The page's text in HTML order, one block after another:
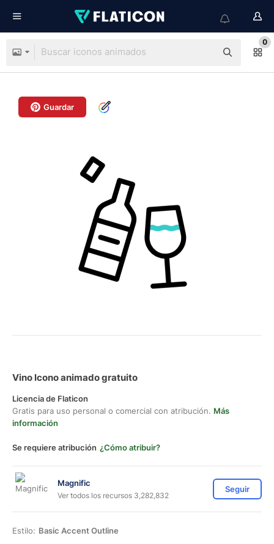
0
Guardar
Vino Icono animado gratuito
Licencia de Flaticon
Gratis para uso personal o comercial con atribución. Más
información
Se requiere atribución ¿Cómo atribuir?
Magnific
Ver todos los recursos 3,282,832
Seguir
Estilo: Basic Accent Outline